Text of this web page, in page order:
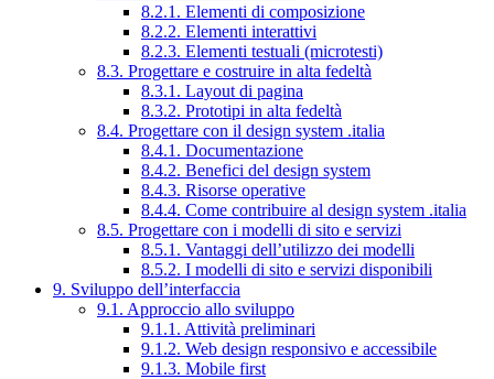
8.2.1. Elementi di composizione
8.2.2. Elementi interattivi
8.2.3. Elementi testuali (microtesti)
8.3. Progettare e costruire in alta fedeltà
8.3.1. Layout di pagina
8.3.2. Prototipi in alta fedeltà
8.4. Progettare con il design system .italia
8.4.1. Documentazione
8.4.2. Benefici del design system
8.4.3. Risorse operative
8.4.4. Come contribuire al design system .italia
8.5. Progettare con i modelli di sito e servizi
8.5.1. Vantaggi dell’utilizzo dei modelli
8.5.2. I modelli di sito e servizi disponibili
9. Sviluppo dell’interfaccia
9.1. Approccio allo sviluppo
9.1.1. Attività preliminari
9.1.2. Web design responsivo e accessibile
9.1.3. Mobile first